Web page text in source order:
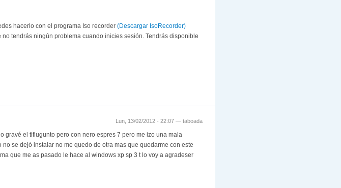
hacerlo con el programa Iso recorder (Descargar IsoRecorder)
tendrás ningún problema cuando inicies sesión. Tendrás disponible
Lun, 13/02/2012 - 22:07 — taboada
gravé el tiflugunto pero con nero espres 7 pero me izo una mala
se dejó instalar no me quedo de otra mas que quedarme con este
que me as pasado le hace al windows xp sp 3 t lo voy a agradeser